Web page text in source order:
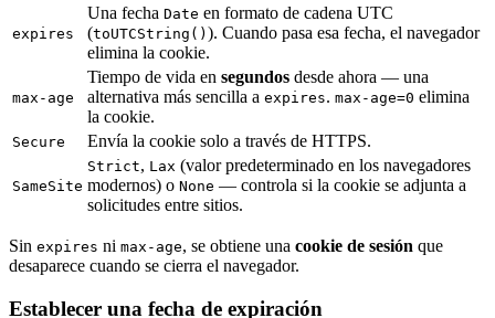
expires
Una fecha Date en formato de cadena UTC
(toUTCString() ). Cuando pasa esa fecha, el navegador
elimina la cookie.
max-age
Tiempo de vida en segundos desde ahora — una
alternativa más sencilla a expires. max-age=0 elimina
la cookie.
Secure Envía la cookie solo a través de HTTPS.
SameSite
Strict, Lax (valor predeterminado en los navegadores
modernos) o None — controla si la cookie se adjunta a
solicitudes entre sitios.
Sin expires ni max-age, se obtiene una cookie de sesión que
desaparece cuando se cierra el navegador.
Establecer una fecha de expiración